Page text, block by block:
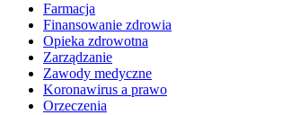
Farmacja
Finansowanie zdrowia
Opieka zdrowotna
Zarządzanie
Zawody medyczne
Koronawirus a prawo
Orzeczenia